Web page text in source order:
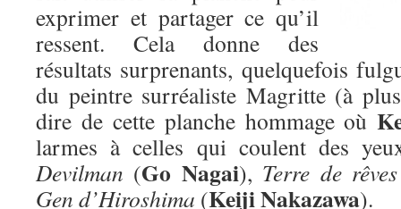
exprimer et partager ce qu’il
ressent. Cela donne des
résultats surprenants, quelquefois
du peintre surréaliste Magritte (à
dire de cette planche hommage où
larmes à celles qui coulent des
Devilman (Go Nagai), Terre de rêves
Gen d’Hiroshima (Keiji Nakazawa).